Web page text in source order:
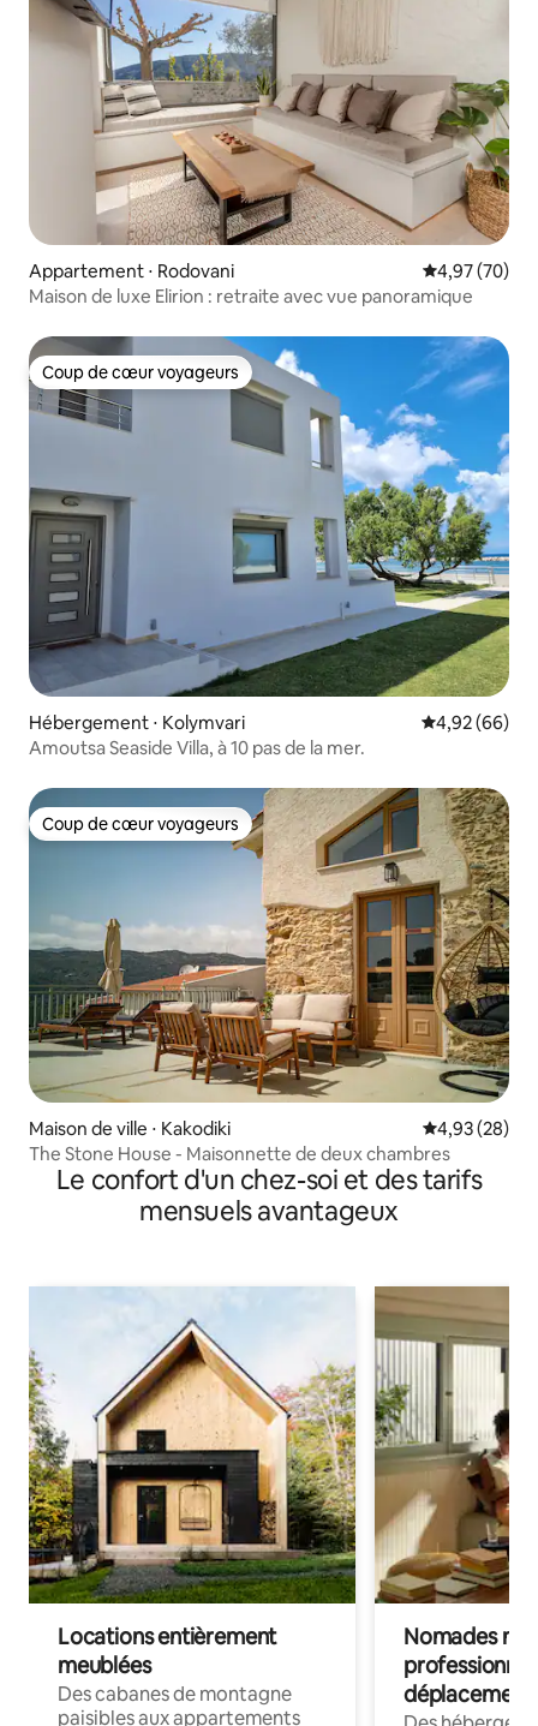
Appartement ⋅ Rodovani Évaluation
4,97 (70)
Maison de luxe Elirion : retraite avec vue panoramique
Coup de cœur voyageurs
Coup de cœur voyageurs
Hébergement ⋅ Kolymvari Évaluation
4,92 (66)
Amoutsa Seaside Villa, à 10 pas de la mer.
Coup de cœur voyageurs
Coup de cœur voyageurs
Maison de ville ⋅ Kakodiki Évaluation
4,93 (28)
The Stone House - Maisonnette de deux chambres
Le confort d'un chez-soi et des tarifs
mensuels avantageux
Locations entièrement
meublées
Des cabanes de montagne
paisibles aux appartements
Nomades
déplacement